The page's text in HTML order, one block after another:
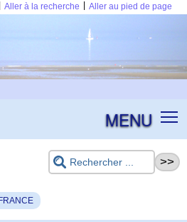
Aller à la recherche Aller au pied de page
MENU